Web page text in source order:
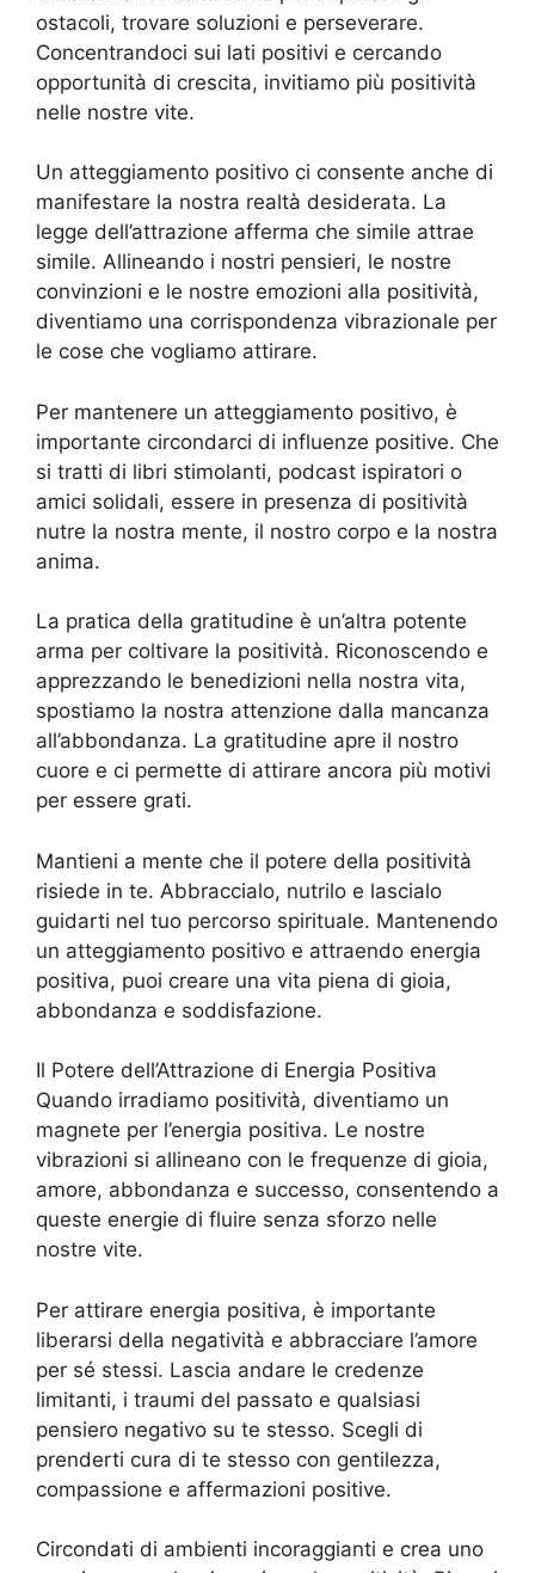
ostacoli, trovare soluzioni e perseverare.
Concentrandoci sui lati positivi e cercando
opportunità di crescita, invitiamo più positività
nelle nostre vite.
Un atteggiamento positivo ci consente anche di
manifestare la nostra realtà desiderata. La
legge dell’attrazione afferma che simile attrae
simile. Allineando i nostri pensieri, le nostre
convinzioni e le nostre emozioni alla positività,
diventiamo una corrispondenza vibrazionale per
le cose che vogliamo attirare.
Per mantenere un atteggiamento positivo, è
importante circondarci di influenze positive. Che
si tratti di libri stimolanti, podcast ispiratori o
amici solidali, essere in presenza di positività
nutre la nostra mente, il nostro corpo e la nostra
anima.
La pratica della gratitudine è un’altra potente
arma per coltivare la positività. Riconoscendo e
apprezzando le benedizioni nella nostra vita,
spostiamo la nostra attenzione dalla mancanza
all’abbondanza. La gratitudine apre il nostro
cuore e ci permette di attirare ancora più motivi
per essere grati.
Mantieni a mente che il potere della positività
risiede in te. Abbraccialo, nutrilo e lascialo
guidarti nel tuo percorso spirituale. Mantenendo
un atteggiamento positivo e attraendo energia
positiva, puoi creare una vita piena di gioia,
abbondanza e soddisfazione.
Il Potere dell’Attrazione di Energia Positiva
Quando irradiamo positività, diventiamo un
magnete per l’energia positiva. Le nostre
vibrazioni si allineano con le frequenze di gioia,
amore, abbondanza e successo, consentendo a
queste energie di fluire senza sforzo nelle
nostre vite.
Per attirare energia positiva, è importante
liberarsi della negatività e abbracciare l’amore
per sé stessi. Lascia andare le credenze
limitanti, i traumi del passato e qualsiasi
pensiero negativo su te stesso. Scegli di
prenderti cura di te stesso con gentilezza,
compassione e affermazioni positive.
Circondati di ambienti incoraggianti e crea uno